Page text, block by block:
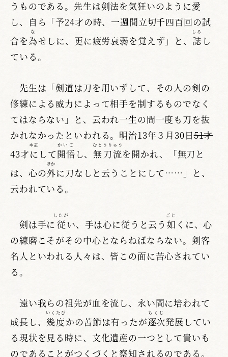
うものである。先生は剣法を気狂いのように愛
し、自ら「予24才の時、一週間立切千四百回の試
合を為
な
せしに、更に疲労衰弱を覚えず」と、 誌
しる
し
ている。
先生は「剣道は刀を用いずして、その人の剣の
修練による威力によって相手を制するものでなく
てはならない」と、云われ一生の間一度も刀を抜
かれなかったといわれる。明治13年３月30日51才
43才に
＊註
して開悟
かいご
し、無刀流
むとうりゅう
を開かれ、「無刀と
は、心の外
ほか
に刀なしと云うことにして……」と、
云われている。
剣は手に 従
したが
い、手は心に従うと云う 如
ごと
くに、心
の練磨こそがその中心とならねばならない。剣客
名人といわれる人々は、皆この面に苦心されてい
る。
遠い我らの祖先が血を流し、永い間に培われて
成長し、幾度
いくたび
かの苦節は有ったが逐次
ちくじ
発展してい
る現状を見る時に、文化遺産の一つとして貴いも
のであることがつくづくと察知されるのである。